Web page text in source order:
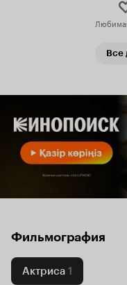
Все
Фильмография
Актриса 1